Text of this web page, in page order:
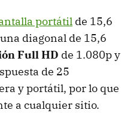
portátil de 15,6
diagonal de 15,6
Full HD de 1.080p y
de 25
y portátil, por lo que
a cualquier sitio.